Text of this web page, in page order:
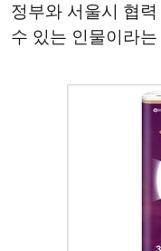
정부와 서울시 협
수 있는 인물이라